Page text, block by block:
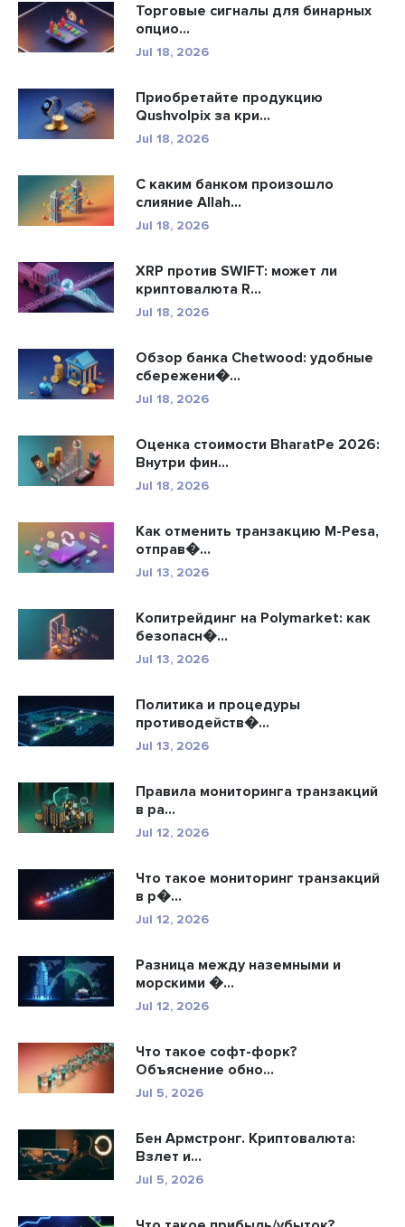
Торговые сигналы для бинарных
опцио...
Jul 18, 2026
Приобретайте продукцию
Qushvolpix за кри...
Jul 18, 2026
С каким банком произошло
слияние Allah...
Jul 18, 2026
XRP против SWIFT: может ли
криптовалюта R...
Jul 18, 2026
Обзор банка Chetwood: удобные
сбережени�...
Jul 18, 2026
Оценка стоимости BharatPe 2026:
Внутри фин...
Jul 18, 2026
Как отменить транзакцию M-Pesa,
отправ�...
Jul 13, 2026
Копитрейдинг на Polymarket: как
безопасн�...
Jul 13, 2026
Политика и процедуры
противодейств�...
Jul 13, 2026
Правила мониторинга транзакций
в ра...
Jul 12, 2026
Что такое мониторинг транзакций
в р�...
Jul 12, 2026
Разница между наземными и
морскими �...
Jul 12, 2026
Что такое софт-форк?
Объяснение обно...
Jul 5, 2026
Бен Армстронг. Криптовалюта:
Взлет и...
Jul 5, 2026